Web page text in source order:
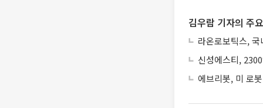
김우람 기자의 주
라온로보틱스, 국
신성에스티,
에브리봇, 미 로